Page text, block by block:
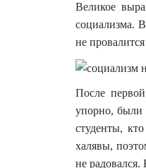
Великое
социализма.
не
После
упорно, были
студенты,
халявы,
не